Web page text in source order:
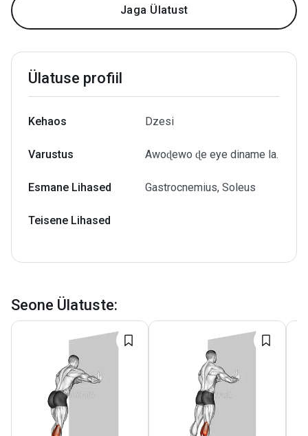
Jaga Ülatust
Ülatuse profiil
Kehaos Dzesi
Varustus Awoɖewo ɖe eye diname la.
Esmane Lihased Gastrocnemius, Soleus
Teisene Lihased
Seone Ülatuste: